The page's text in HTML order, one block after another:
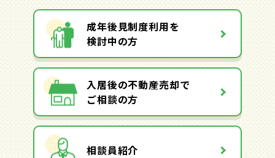
成年後見制度利用を
検討中の方
入居後の不動産売却で
ご相談の方
相談員紹介